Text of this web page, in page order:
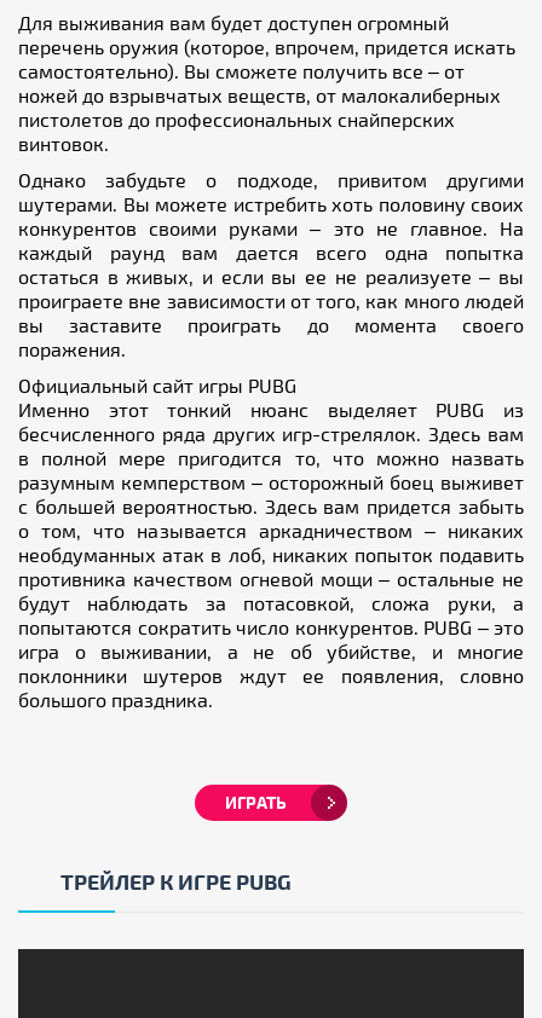
Для выживания вам будет доступен огромный
перечень оружия (которое, впрочем, придется искать
самостоятельно). Вы сможете получить все – от
ножей до взрывчатых веществ, от малокалиберных
пистолетов до профессиональных снайперских
винтовок.
Однако забудьте о подходе, привитом другими
шутерами. Вы можете истребить хоть половину своих
конкурентов своими руками – это не главное. На
каждый раунд вам дается всего одна попытка
остаться в живых, и если вы ее не реализуете – вы
проиграете вне зависимости от того, как много людей
вы заставите проиграть до момента своего
поражения.
Официальный сайт игры PUBG
Именно этот тонкий нюанс выделяет PUBG из
бесчисленного ряда других игр-стрелялок. Здесь вам
в полной мере пригодится то, что можно назвать
разумным кемперством – осторожный боец выживет
с большей вероятностью. Здесь вам придется забыть
о том, что называется аркадничеством – никаких
необдуманных атак в лоб, никаких попыток подавить
противника качеством огневой мощи – остальные не
будут наблюдать за потасовкой, сложа руки, а
попытаются сократить число конкурентов. PUBG – это
игра о выживании, а не об убийстве, и многие
поклонники шутеров ждут ее появления, словно
большого праздника.
ИГРАТЬ
ТРЕЙЛЕР К ИГРЕ PUBG